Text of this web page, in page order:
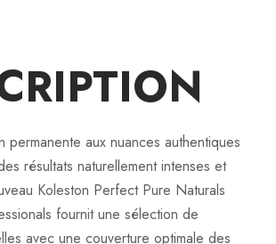
permanente aux nuances authentiques
résultats naturellement intenses et
Koleston Perfect Pure Naturals
fournit une sélection de
avec une couverture optimale des